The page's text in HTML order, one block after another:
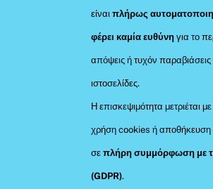
είναιπλήρως
φέρει καμία ευθύνη για το
απόψεις ή τυχόν
ιστοσελίδες.
Η επισκεψιμότητα μετριέται
χρήση cookies ή
σεπλήρη συμμόρφωση με
(GDPR).